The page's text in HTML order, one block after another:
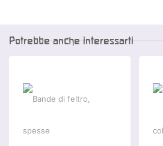
Potrebbe anche interessarti